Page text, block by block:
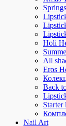
Holi
All
Eros
Back
Starter
Nail Art